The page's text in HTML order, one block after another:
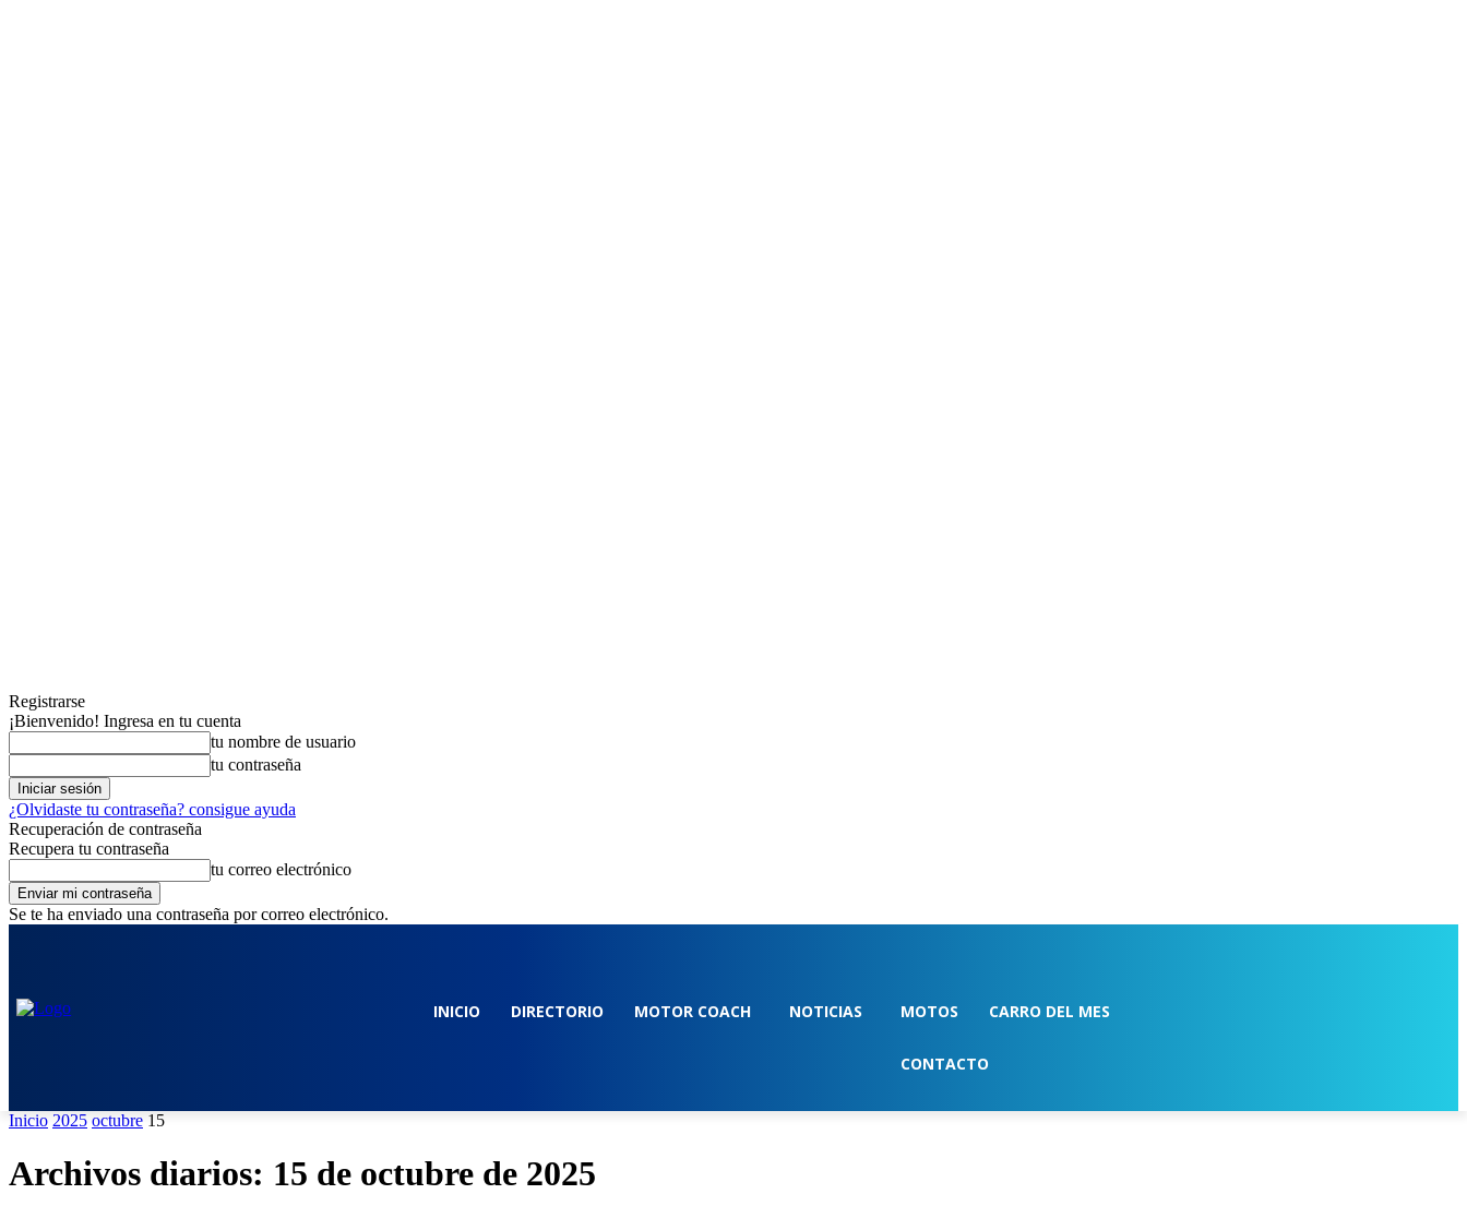
Registrarse
¡Bienvenido! Ingresa en tu cuenta
tu nombre de usuario
tu contraseña
¿Olvidaste tu contraseña? consigue ayuda
Recuperación de contraseña
Recupera tu contraseña
tu correo electrónico
Se te ha enviado una contraseña por correo electrónico.
INICIO DIRECTORIO MOTOR COACH NOTICIAS MOTOS CARRO DEL MES
CONTACTO
Inicio 2025 octubre 15
Archivos diarios: 15 de octubre de 2025